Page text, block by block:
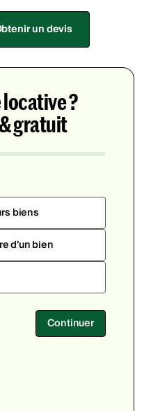
un devis
?
gratuit
biens
d’un bien
Continuer